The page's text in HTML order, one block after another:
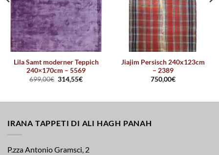
Lila Samt moderner Teppich
240×170cm – 5569
699,00€ 314,55€
Jiajim Persisch 240x123cm
– 2389
750,00€
IRANA TAPPETI DI ALI HAGH PANAH
P.zza Antonio Gramsci, 2